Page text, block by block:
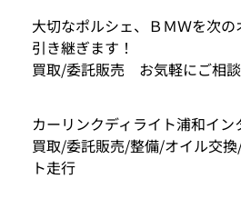
大切なポルシェ、ＢＭＷを次
引き継ぎます！
買取/委託販売 お気軽にご相談
カーリンクディライト浦和イン
買取/委託販売/整備/オイル交
ト走行